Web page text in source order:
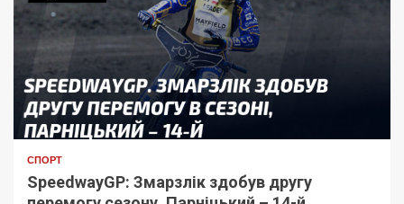
СПОРТ
SpeedwayGP: Змарзлік здобув другу